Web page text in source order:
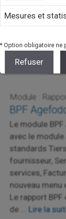
Module :
BPF
Le module
avec le
standards
fournisseur,
services,
nouveau
Le rapport
de ... Lire la
Mesures et
* Option obligatoire ne
Refuser